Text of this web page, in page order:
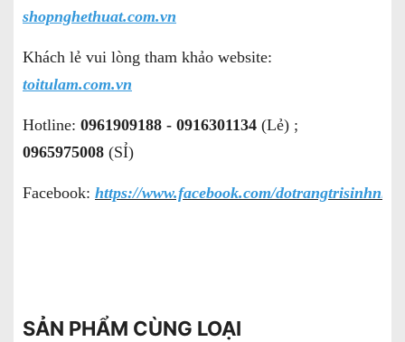
shopnghethuat.com.vn
Khách lẻ vui lòng tham khảo website:
toitulam.com.vn
Hotline: 0961909188 - 0916301134 (Lẻ) ;
0965975008 (SỈ)
Facebook: https://www.facebook.com/
SẢN PHẨM CÙNG LOẠI